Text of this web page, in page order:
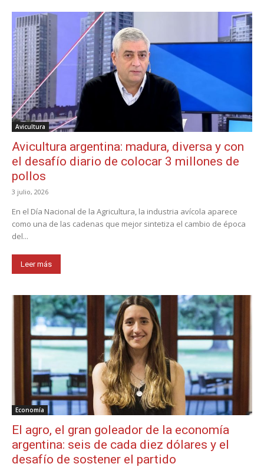
Avicultura
Avicultura argentina: madura, diversa y con
el desafío diario de colocar 3 millones de
pollos
3 julio, 2026
En el Día Nacional de la Agricultura, la industria avícola aparece
como una de las cadenas que mejor sintetiza el cambio de época
del...
Leer más
Economía
El agro, el gran goleador de la economía
argentina: seis de cada diez dólares y el
desafío de sostener el partido